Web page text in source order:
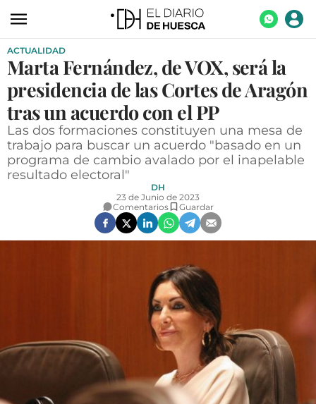
ACTUALIDAD
ECONOMÍA
TECNOLOGÍA
TURISMO
AGROALIMENTACIÓN
SOCIEDAD
CONTACTAR
FIESTAS EN EL ALTO ARAGÓN
FIESTAS DE SAN LORENZO
ACTUALIDAD
Marta Fernández, de VOX, será la
presidencia de las Cortes de Aragón
tras un acuerdo con el PP
Las dos formaciones constituyen una mesa de
trabajo para buscar un acuerdo "basado en un
programa de cambio avalado por el inapelable
resultado electoral"
DH
23 de Junio de 2023
Comentarios
Guardar